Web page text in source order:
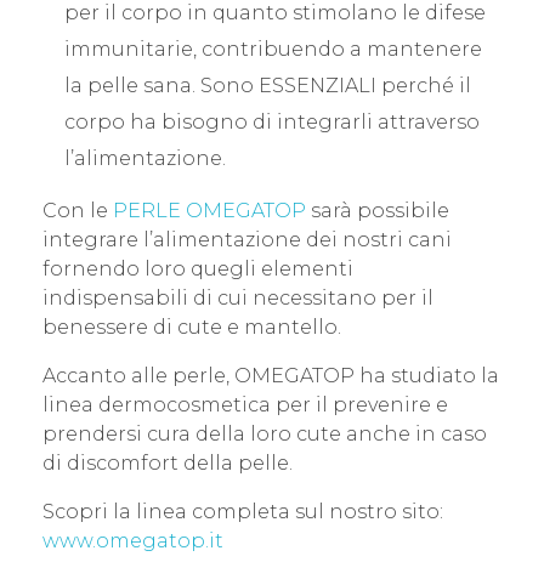
per il corpo in quanto stimolano le difese
immunitarie, contribuendo a mantenere
la pelle sana. Sono ESSENZIALI perché il
corpo ha bisogno di integrarli attraverso
l’alimentazione.
Con le PERLE OMEGATOP sarà possibile
integrare l’alimentazione dei nostri cani
fornendo loro quegli elementi
indispensabili di cui necessitano per il
benessere di cute e mantello.
Accanto alle perle, OMEGATOP ha studiato la
linea dermocosmetica per il prevenire e
prendersi cura della loro cute anche in caso
di discomfort della pelle.
Scopri la linea completa sul nostro sito:
www.omegatop.it